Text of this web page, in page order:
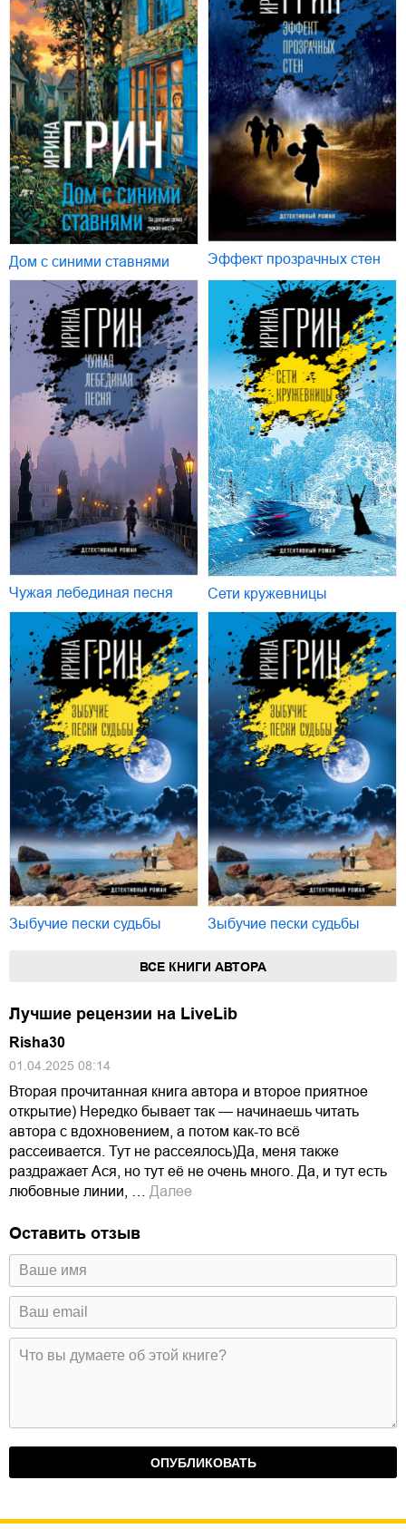
Дом с синими ставнями Эффект прозрачных стен
Чужая лебединая песня Сети кружевницы
Зыбучие пески судьбы Зыбучие пески судьбы
ВСЕ КНИГИ АВТОРА
Лучшие рецензии на LiveLib
Risha30
01.04.2025 08:14
Вторая прочитанная книга автора и второе приятное
открытие) Нередко бывает так — начинаешь читать
автора с вдохновением, а потом как-то всё
рассеивается. Тут не рассеялось)Да, меня также
раздражает Ася, но тут её не очень много. Да, и тут есть
любовные линии, …
Далее
Оставить отзыв